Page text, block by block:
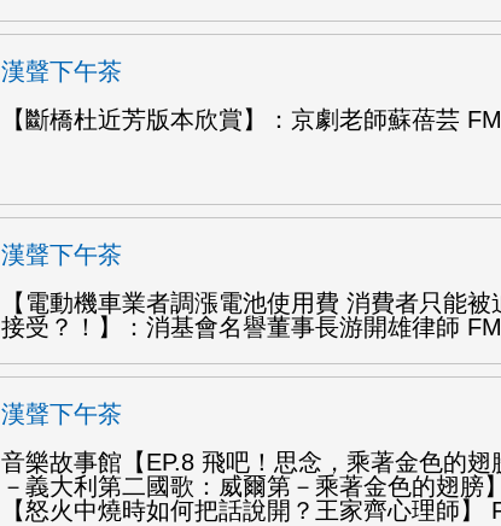
漢聲下午茶
【斷橋杜近芳版本欣賞】：京劇老師蘇蓓芸 FM
漢聲下午茶
【電動機車業者調漲電池使用費 消費者只能被
接受？！】：消基會名譽董事長游開雄律師 FM
漢聲下午茶
音樂故事館【EP.8 飛吧！思念，乘著金色的翅
－義大利第二國歌：威爾第－乘著金色的翅膀】
【怒火中燒時如何把話說開？王家齊心理師】